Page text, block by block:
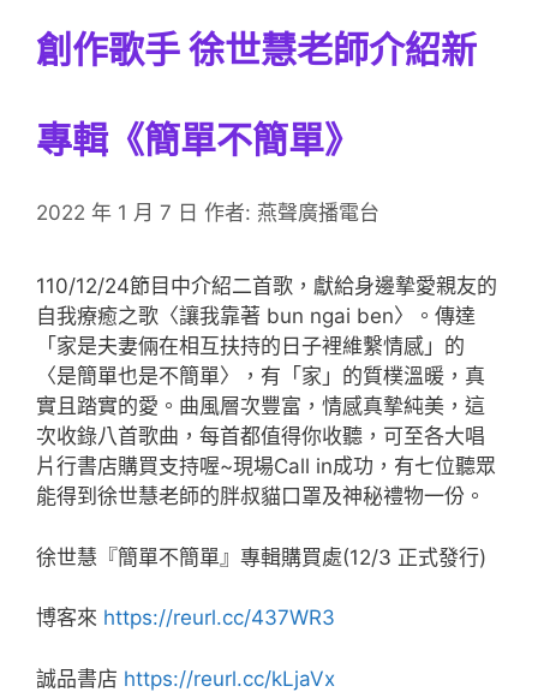
創作歌手 徐世慧老師介紹新
專輯《簡單不簡單》
2022 年 1 月 7 日 作者: 燕聲廣播電台
110/12/24節目中介紹二首歌，獻給身邊摯愛親友的
自我療癒之歌〈讓我靠著 bun ngai ben〉。傳達
「家是夫妻倆在相互扶持的日子裡維繫情感」的
〈是簡單也是不簡單〉，有「家」的質樸溫暖，真
實且踏實的愛。曲風層次豐富，情感真摯純美，這
次收錄八首歌曲，每首都值得你收聽，可至各大唱
片行書店購買支持喔~現場Call in成功，有七位聽眾
能得到徐世慧老師的胖叔貓口罩及神秘禮物一份。
徐世慧『簡單不簡單』專輯購買處(12/3 正式發行)
博客來 https://reurl.cc/437WR3
誠品書店 https://reurl.cc/kLjaVx